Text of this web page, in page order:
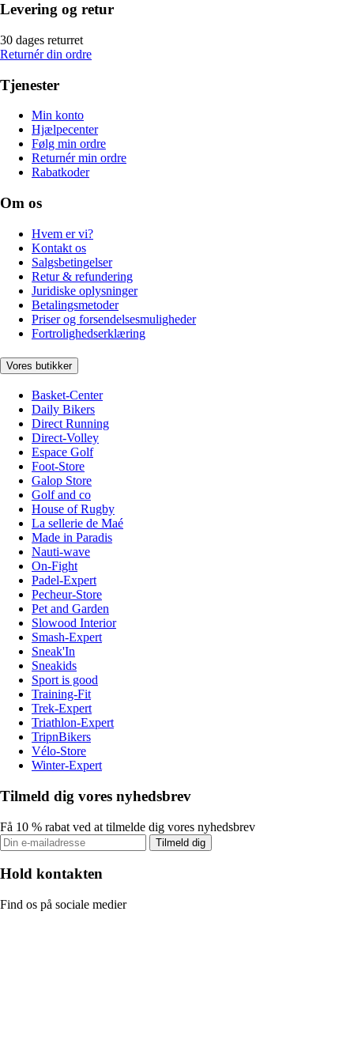
Levering og retur
30 dages returret
Returnér din ordre
Tjenester
Min konto
Hjælpecenter
Følg min ordre
Returnér min ordre
Rabatkoder
Om os
Hvem er vi?
Kontakt os
Salgsbetingelser
Retur & refundering
Juridiske oplysninger
Betalingsmetoder
Priser og forsendelsesmuligheder
Fortrolighedserklæring
Vores butikker
Basket-Center
Daily Bikers
Direct Running
Direct-Volley
Espace Golf
Foot-Store
Galop Store
Golf and co
House of Rugby
La sellerie de Maé
Made in Paradis
Nauti-wave
On-Fight
Padel-Expert
Pecheur-Store
Pet and Garden
Slowood Interior
Smash-Expert
Sneak'In
Sneakids
Sport is good
Training-Fit
Trek-Expert
Triathlon-Expert
TripnBikers
Vélo-Store
Winter-Expert
Tilmeld dig vores nyhedsbrev
Få 10 % rabat ved at tilmelde dig vores nyhedsbrev
Tilmeld dig
Hold kontakten
Find os på sociale medier